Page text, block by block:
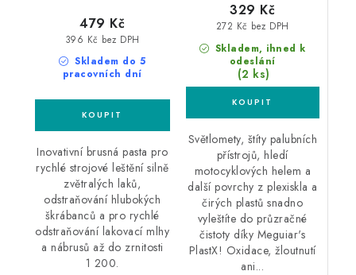
Skladem do 5
pracovních dní
396 Kč bez DPH
479 Kč
Inovativní brusná pasta pro
rychlé strojové leštění silně
zvětralých laků,
odstraňování hlubokých
škrábanců a pro rychlé
odstraňování lakovací mlhy
a nábrusů až do zrnitosti
1 200.
Skladem, ihned k
odeslání
(2 ks)
272 Kč bez DPH
329 Kč
Světlomety, štíty palubních
přístrojů, hledí
motocyklových helem a
další povrchy z plexiskla a
čirých plastů snadno
vyleštíte do průzračné
čistoty díky Meguiar's
PlastX! Oxidace, žloutnutí
ani...